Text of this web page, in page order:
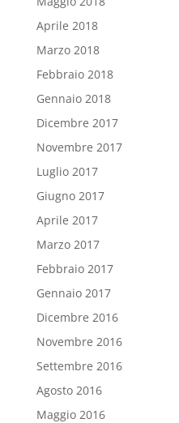
Aprile 2018
Marzo 2018
Febbraio 2018
Gennaio 2018
Dicembre 2017
Novembre 2017
Luglio 2017
Giugno 2017
Aprile 2017
Marzo 2017
Febbraio 2017
Gennaio 2017
Dicembre 2016
Novembre 2016
Settembre 2016
Agosto 2016
Maggio 2016